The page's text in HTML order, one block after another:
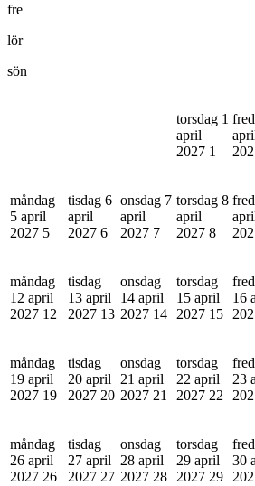
fre
lör
sön
torsdag 1
april
2027 1
måndag
5 april
2027 5
tisdag 6
april
2027 6
onsdag 7
april
2027 7
torsdag 8
april
2027 8
måndag
12 april
2027 12
tisdag
13 april
2027 13
onsdag
14 april
2027 14
torsdag
15 april
2027 15
16
måndag
19 april
2027 19
tisdag
20 april
2027 20
onsdag
21 april
2027 21
torsdag
22 april
2027 22
23
måndag
26 april
2027 26
tisdag
27 april
2027 27
onsdag
28 april
2027 28
torsdag
29 april
2027 29
30